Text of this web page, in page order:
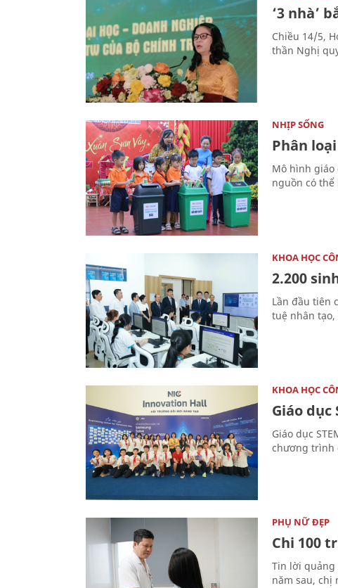
‘3 nhà’
Chiều 14/5,
thần Nghị
NHỊP SỐNG
Phân
Mô hình giáo
nguồn có
KHOA HỌC
2.200
Lần đầu tiên
tuệ nhân
KHOA HỌC
Giáo
Giáo dục
chương trình
PHỤ NỮ ĐẸP
Chi 100
Tin lời quảng
năm sau, chị